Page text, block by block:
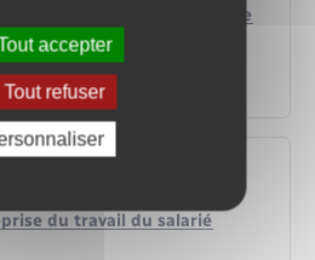
travailler pendant un arrêt de
il revenir travailler avant
maladie ?
du travail du salarié
accepter
Tout refuser